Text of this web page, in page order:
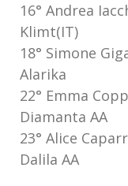
16° Andrea
Klimt(IT)
18° Simone
Alarika
22° Emma
Diamanta AA
23° Alice
Dalila AA